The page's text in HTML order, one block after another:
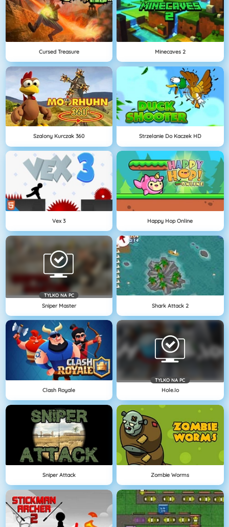
Cursed Treasure Minecaves 2
Szalony Kurczak 360 Strzelanie Do Kaczek HD
Vex 3 Happy Hop Online
TYLKO NA PC
Sniper Master Shark Attack 2
Clash Royale
TYLKO NA PC
Hole.io
Sniper Attack Zombie Worms